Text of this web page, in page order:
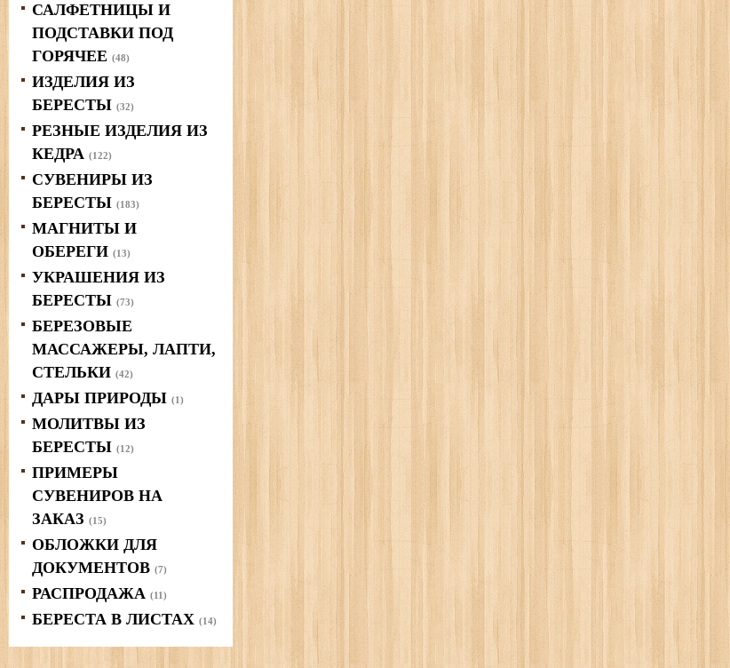
САЛФЕТНИЦЫ И
ПОДСТАВКИ ПОД
ГОРЯЧЕЕ (48)
ИЗДЕЛИЯ ИЗ
БЕРЕСТЫ (32)
РЕЗНЫЕ ИЗДЕЛИЯ ИЗ
КЕДРА (122)
СУВЕНИРЫ ИЗ
БЕРЕСТЫ (183)
МАГНИТЫ И
ОБЕРЕГИ (13)
УКРАШЕНИЯ ИЗ
БЕРЕСТЫ (73)
БЕРЕЗОВЫЕ
МАССАЖЕРЫ, ЛАПТИ,
СТЕЛЬКИ (42)
ДАРЫ ПРИРОДЫ (1)
МОЛИТВЫ ИЗ
БЕРЕСТЫ (12)
ПРИМЕРЫ
СУВЕНИРОВ НА
ЗАКАЗ (15)
ОБЛОЖКИ ДЛЯ
ДОКУМЕНТОВ (7)
РАСПРОДАЖА (11)
БЕРЕСТА В ЛИСТАХ (14)